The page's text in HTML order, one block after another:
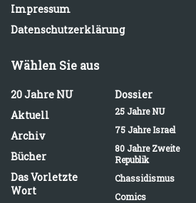
Impressum
Datenschutzerklärung
Wählen Sie aus
20 Jahre NU
Aktuell
Archiv
Bücher
Das Vorletzte
Wort
Dossier
25 Jahre NU
75 Jahre Israel
80 Jahre Zweite
Republik
Chassidismus
Comics